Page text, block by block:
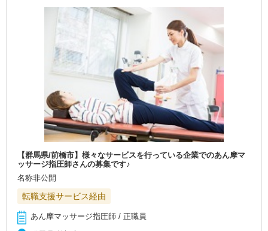
【群馬県/前橋市】様々なサービスを行っている企業でのあん摩マ
ッサージ指圧師さんの募集です♪
名称非公開
転職支援サービス経由
あん摩マッサージ指圧師 / 正職員